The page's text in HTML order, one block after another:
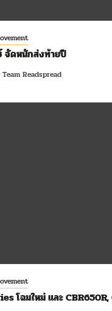
จัดหนักส่งท้ายปี
Team Readspread
โฉมใหม่ และ